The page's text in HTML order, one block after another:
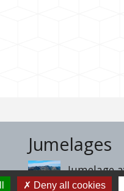
Jumelages
Jumelage
Deny all cookies